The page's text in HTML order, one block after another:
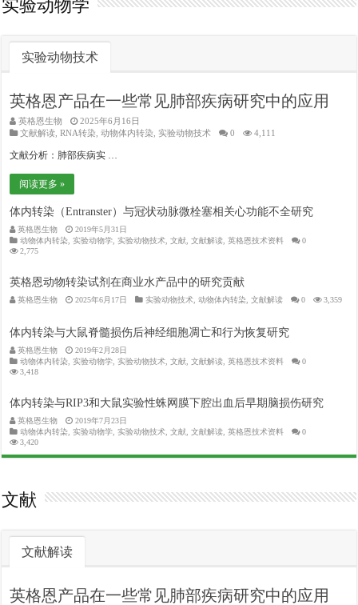
实验动物学
实验动物技术
英格恩产品在一些常见肺部疾病研究中的应用
英格恩生物
2025年6月16日
文献解读 ,RNA转染 ,动物体内转染 ,实验动物技术 0 4,111
文献分析：肺部疾病实 …
阅读更多 »
体内转染（Entranster）与冠状动脉微栓塞相关心功能不全研究
英格恩生物
2019年5月31日
动物体内转染 ,实验动物学 ,实验动物技术 ,文献 ,文献解读 ,英格恩技术资料
0
2,775
英格恩动物转染试剂在商业水产品中的研究贡献
英格恩生物 2025年6月17日 实验动物技术 ,动物体内转染 ,文献解读 0 3,359
体内转染与大鼠脊髓损伤后神经细胞凋亡和行为恢复研究
英格恩生物
2019年2月28日
动物体内转染 ,实验动物学 ,实验动物技术 ,文献 ,文献解读 ,英格恩技术资料
0
3,418
体内转染与RIP3和大鼠实验性蛛网膜下腔出血后早期脑损伤研究
英格恩生物
2019年7月23日
动物体内转染 ,实验动物学 ,实验动物技术 ,文献 ,文献解读 ,英格恩技术资料
0
3,420
文献
文献解读
英格恩产品在一些常见肺部疾病研究中的应用